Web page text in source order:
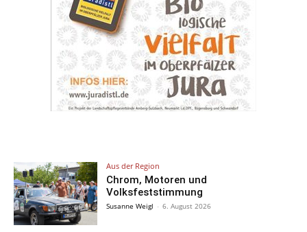
Aus der Region
Chrom, Motoren und
Volksfeststimmung
Susanne Weigl - 6. August 2026